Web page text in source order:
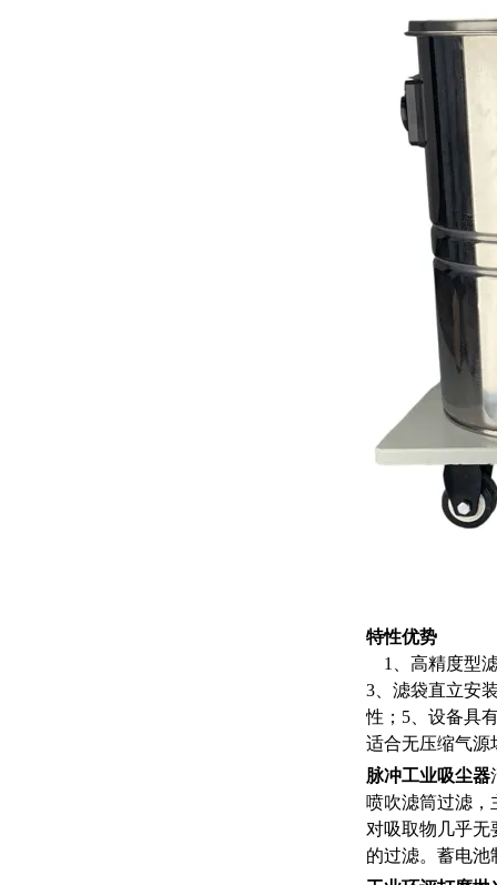
特性优势
1、高精度型
3、滤袋直立安
性；5、设备具
适合无压缩气源
脉冲工业吸尘器
喷吹滤筒过滤
对吸取物几乎
的过滤。蓄电池